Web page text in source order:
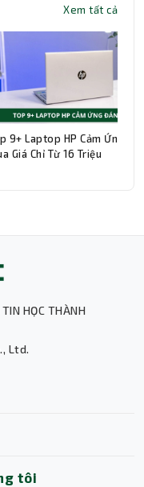
Xem tất cả
9+ Laptop HP Cảm Ứng
Giá Chỉ Từ 16 Triệu
HỌC THÀNH
Ltd.
tôi